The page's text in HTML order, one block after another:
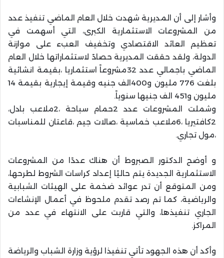
وأشار إلى أن المديرية شهدت خلال العام الماضي تنفيذ عدد
من المشروعات الاستثمارية الكبرى، التي أسهمت في
تعظيم العائد الاقتصادي وتخفيف العبء على موازنة
الدولة، ولقد حققت المديرية حصادً لاستثماراتها خلال العام
الماضي باجمالي عدد 32مشروعاً استثماريا ،بقيمة انشائية
بلغت 776 مليون و400الف جنيه وقيمة إيجارية بقيمة 14
مليون و451 الف جنيها سنوياً.
وشملت المشروعات عدد 2حمام سباحة ،2ملاعب بادل،
2كافتيريا ،6ملاعب خماسية ،صالات جيم ،قاعتان للمناسبات
،مول تجاري.
و أوضح الدكتور الصبروط أن هناك عددًا من المشروعات
الاستثمارية الجديدة يتم حاليًا إعداد كراسات الشروط لطرحها،
ومن المتوقع أن تدر عوائد ضخمة على الهيئات الشبابية
والرياضية، كما تم رصد تقدم ملحوظ في أعمال الإنشاءات
الجاري تنفيذها، والتي قاربت على الانتهاء في عدد من
المراكز.
وأكد أن هذه الجهود تأتي تنفيذا لرؤية وزارة الشباب والرياضة